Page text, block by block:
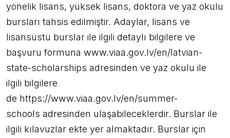
yönelik lisans, yüksek lisans, doktora ve yaz okulu
bursları tahsis edilmiştir. Adaylar, lisans ve
lisansüstü burslar ile ilgili detaylı bilgilere ve
başvuru formuna www.viaa.gov.lv/en/latvian-
state-scholarships adresinden ve yaz okulu ile
ilgili bilgilere
de https://www.viaa.gov.lv/en/summer-
schools adresinden ulaşabileceklerdir. Burslar ile
ilgili kılavuzlar ekte yer almaktadır. Burslar için